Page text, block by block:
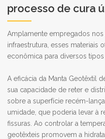
processo de cura
Amplamente empregados
infraestrutura, esses materiais
econômica para diversos tipos
A eficácia da Manta Geotêxtil
sua capacidade de reter e
sobre a superfície recém-
umidade, que poderia levar à
fissuras. Ao controlar a
geotêxteis promovem a